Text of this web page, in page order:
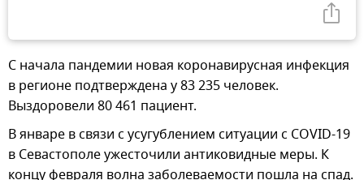
С начала пандемии новая коронавирусная инфекция
в регионе подтверждена у 83 235 человек.
Выздоровели 80 461 пациент.
В январе в связи с усугублением ситуации с COVID-19
в Севастополе ужесточили антиковидные меры. К
концу февраля волна заболеваемости пошла на спад.